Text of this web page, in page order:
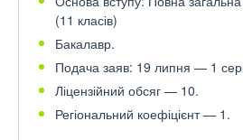
(11 класів)
Бакалавр.
Подача заяв: 19 липня — 1
Ліцензійний обсяг — 10.
Регіональний коефіцієнт — 1.